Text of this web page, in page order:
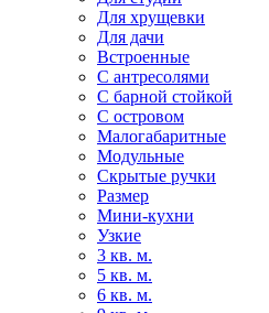
Для хрущевки
Для дачи
Встроенные
С антресолями
С барной стойкой
С островом
Малогабаритные
Модульные
Скрытые ручки
Размер
Мини-кухни
Узкие
3 кв. м.
5 кв. м.
6 кв. м.